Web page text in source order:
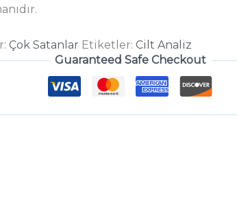
Çok Satanlar Etiketler: Cilt Analiz
Guaranteed Safe Checkout